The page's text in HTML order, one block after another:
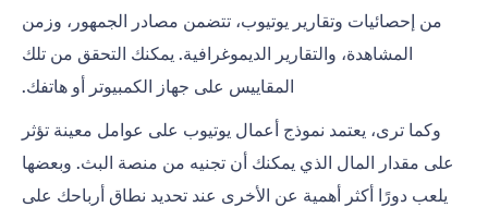
من إحصائيات وتقارير يوتيوب، تتضمن مصادر الجمهور، وزمن
المشاهدة، والتقارير الديموغرافية. يمكنك التحقق من تلك
المقاييس على جهاز الكمبيوتر أو هاتفك.
وكما ترى، يعتمد نموذج أعمال يوتيوب على عوامل معينة تؤثر
على مقدار المال الذي يمكنك أن تجنيه من منصة البث. وبعضها
يلعب دورًا أكثر أهمية عن الأخرى عند تحديد نطاق أرباحك على